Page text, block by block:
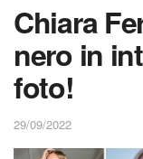
Chiara
nero in
foto!
29/09/2022